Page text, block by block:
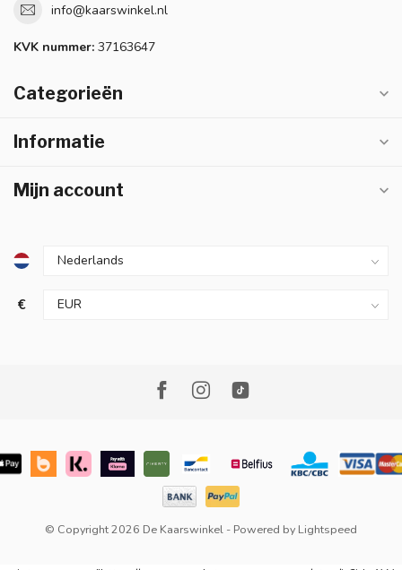
info@kaarswinkel.nl
KVK nummer: 37163647
Categorieën
Informatie
Mijn account
€
© Copyright 2026 De Kaarswinkel - Powered by Lightspeed